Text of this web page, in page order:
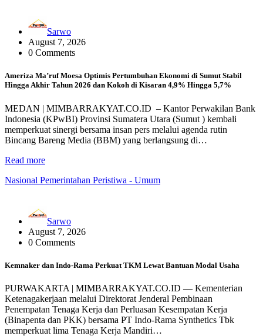
Sarwo
August 7, 2026
0 Comments
Ameriza Ma’ruf Moesa‎ Optimis Pertumbuhan Ekonomi di Sumut Stabil
Hingga Akhir Tahun 2026 dan Kokoh di Kisaran 4,9% Hingga 5,7%
MEDAN | MIMBARRAKYAT.CO.ID – Kantor Perwakilan Bank
Indonesia (KPwBI) Provinsi Sumatera Utara (Sumut ) kembali
memperkuat sinergi bersama insan pers melalui agenda rutin
Bincang Bareng Media (BBM) yang berlangsung di…
Read more
Nasional Pemerintahan Peristiwa - Umum
Sarwo
August 7, 2026
0 Comments
Kemnaker dan Indo-Rama Perkuat TKM Lewat Bantuan Modal Usaha
PURWAKARTA | MIMBARRAKYAT.CO.ID — Kementerian
Ketenagakerjaan melalui Direktorat Jenderal Pembinaan
Penempatan Tenaga Kerja dan Perluasan Kesempatan Kerja
(Binapenta dan PKK) bersama PT Indo-Rama Synthetics Tbk
memperkuat lima Tenaga Kerja Mandiri…